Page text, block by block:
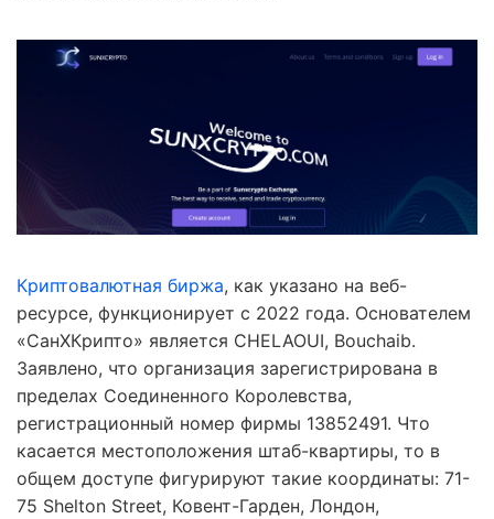
Криптовалютная биржа, как указано на веб-
ресурсе, функционирует с 2022 года. Основателем
«СанХКрипто» является CHELAOUI, Bouchaib.
Заявлено, что организация зарегистрирована в
пределах Соединенного Королевства,
регистрационный номер фирмы 13852491. Что
касается местоположения штаб-квартиры, то в
общем доступе фигурируют такие координаты: 71-
75 Shelton Street, Ковент-Гарден, Лондон,